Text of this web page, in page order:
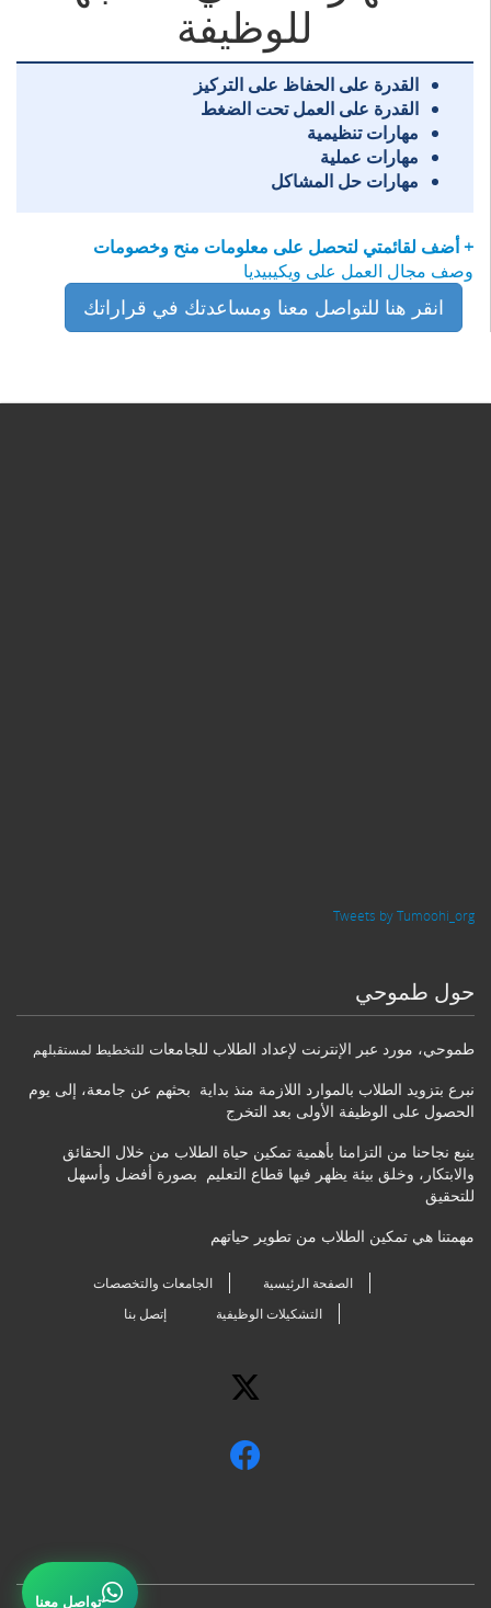
للوظيفة
القدرة على الحفاظ على التركيز
القدرة على العمل تحت الضغط
مهارات تنظيمية
مهارات عملية
مهارات حل المشاكل
+ أضف لقائمتي لتحصل على معلومات منح وخصومات
وصف مجال العمل على ويكيبيديا
انقر هنا للتواصل معنا ومساعدتك في قراراتك
Tweets by Tumoohi_org
حول طموحي
طموحي، مورد عبر الإنترنت لإعداد الطلاب للجامعات للتخطيط لمستقبلهم
نبرع بتزويد الطلاب بالموارد اللازمة منذ بداية بحثهم عن جامعة، إلى يوم
الحصول على الوظيفة الأولى بعد التخرج
ينبع نجاحنا من التزامنا بأهمية تمكين حياة الطلاب من خلال الحقائق
والابتكار، وخلق بيئة يظهر فيها قطاع التعليم بصورة أفضل وأسهل
للتحقيق
مهمتنا هي تمكين الطلاب من تطوير حياتهم
الصفحة الرئيسية
الجامعات والتخصصات
التشكيلات الوظيفية
إتصل بنا
تواصل معنا